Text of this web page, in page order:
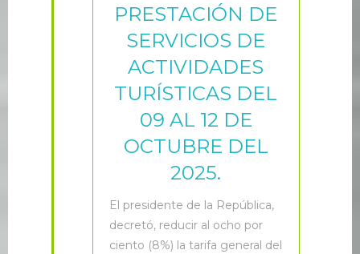
PRESTACIÓN DE
SERVICIOS DE
ACTIVIDADES
TURÍSTICAS DEL
09 AL 12 DE
OCTUBRE DEL
2025.
E l presidente de la República,
decretó, reducir al ocho por
ciento (8%) la tarifa general del